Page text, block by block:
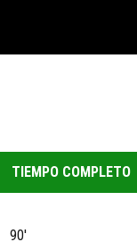
TIEMPO COMPLETO
90'